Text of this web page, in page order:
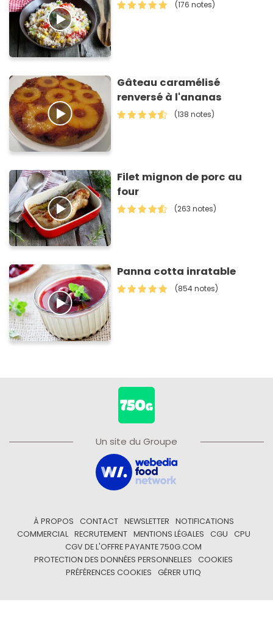
(176 notes)
Gâteau caramélisé
renversé à l'ananas
(138 notes)
Filet mignon de porc au
four
(263 notes)
Panna cotta inratable
(854 notes)
Un site du Groupe
À PROPOS CONTACT NEWSLETTER
NOTIFICATIONS
COMMERCIAL
RECRUTEMENT MENTIONS LÉGALES CGU
CPU
CGV DE L'OFFRE PAYANTE 750G.COM
PROTECTION DES DONNÉES PERSONNELLES
COOKIES
PRÉFÉRENCES COOKIES
GÉRER UTIQ